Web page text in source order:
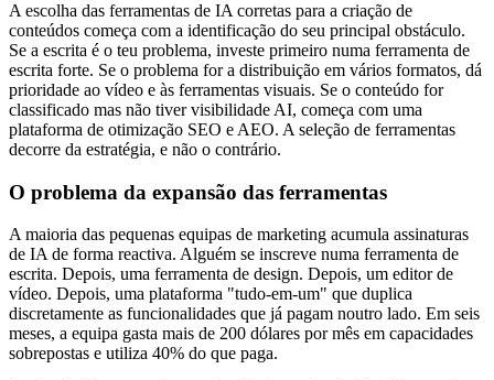
A escolha das ferramentas de IA corretas para a criação de
conteúdos começa com a identificação do seu principal obstáculo.
Se a escrita é o teu problema, investe primeiro numa ferramenta de
escrita forte. Se o problema for a distribuição em vários formatos, dá
prioridade ao vídeo e às ferramentas visuais. Se o conteúdo for
classificado mas não tiver visibilidade AI, começa com uma
plataforma de otimização SEO e AEO. A seleção de ferramentas
decorre da estratégia, e não o contrário.
O problema da expansão das ferramentas
A maioria das pequenas equipas de marketing acumula assinaturas
de IA de forma reactiva. Alguém se inscreve numa ferramenta de
escrita. Depois, uma ferramenta de design. Depois, um editor de
vídeo. Depois, uma plataforma "tudo-em-um" que duplica
discretamente as funcionalidades que já pagam noutro lado. Em seis
meses, a equipa gasta mais de 200 dólares por mês em capacidades
sobrepostas e utiliza 40% do que paga.